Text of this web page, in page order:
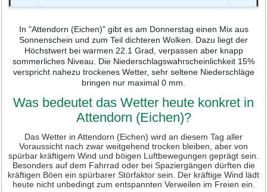
In "Attendorn (Eichen)" gibt es am Donnerstag einen Mix aus
Sonnenschein und zum Teil dichteren Wolken. Dazu liegt der
Höchstwert bei warmen 22.1 Grad, verpassen aber knapp
sommerliches Niveau. Die Niederschlagswahrscheinlichkeit 15%
verspricht nahezu trockenes Wetter, sehr seltene Niederschläge
bringen nur maximal 0 mm.
Was bedeutet das Wetter heute konkret in
Attendorn (Eichen)?
Das Wetter in Attendorn (Eichen) wird an diesem Tag aller
Voraussicht nach zwar weitgehend trocken bleiben, aber von
spürbar kräftigem Wind und böigen Luftbewegungen geprägt sein.
Besonders auf dem Fahrrad oder bei Spaziergängen dürften die
kräftigen Böen ein spürbarer Störfaktor sein. Der kräftige Wind lädt
heute nicht unbedingt zum entspannten Verweilen im Freien ein.